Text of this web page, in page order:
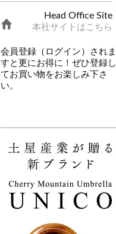
Head Office Site
本社サイトはこちら
会員登録（ログイン）されま
すと更にお得に！ぜひ登録し
てお買い物をお楽しみ下さ
い。